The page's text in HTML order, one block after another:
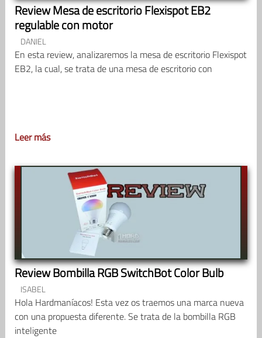
Review Mesa de escritorio Flexispot EB2
regulable con motor
DANIEL
En esta review, analizaremos la mesa de escritorio Flexispot
EB2, la cual, se trata de una mesa de escritorio con
Leer más
Review Bombilla RGB SwitchBot Color Bulb
ISABEL
Hola Hardmaníacos! Esta vez os traemos una marca nueva
con una propuesta diferente. Se trata de la bombilla RGB
inteligente